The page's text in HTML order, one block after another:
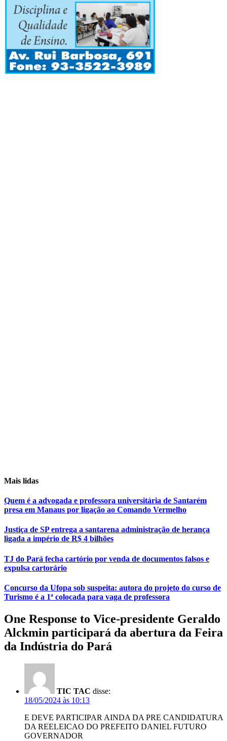
Mais lidas
Quem é a advogada e professora universitária de Santarém
presa em Manaus por ligação ao Comando Vermelho
Justiça de SP entrega a santarena administração de herança
ligada a império de R$ 4 bilhões
TJ do Pará fecha cartório por venda de documentos falsos e
expulsa cartorário
Concurso da Ufopa sob suspeita: autora do projeto do curso de
Turismo é a 1ª colocada para vaga de professora
One Response to Vice-presidente Geraldo
Alckmin participará da abertura da Feira
da Indústria do Pará
TIC TAC disse:
18/05/2024 às 10:13
E DEVE PARTICIPAR AINDA DA PRE CANDIDATURA
DA REELEICAO DO PREFEITO DANIEL FUTURO
GOVERNADOR